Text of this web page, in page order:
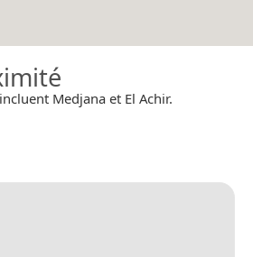
Medjana et El Achir.